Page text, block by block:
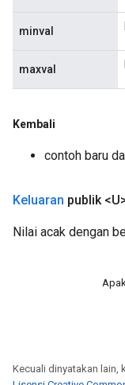
minval
maxval
Kembali
contoh baru
Keluaran publik
Nilai acak dengan
Kecuali dinyatakan lain,